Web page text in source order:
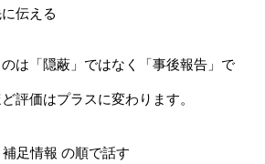
伝える
のは「隠蔽」ではなく「事後報告」で
評価はプラスに変わります。
足情報 の順で話す